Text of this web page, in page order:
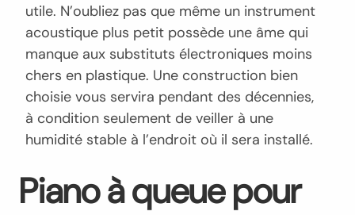
utile. N’oubliez pas que même un instrument
acoustique plus petit possède une âme qui
manque aux substituts électroniques moins
chers en plastique. Une construction bien
choisie vous servira pendant des décennies,
à condition seulement de veiller à une
humidité stable à l’endroit où il sera installé.
Piano à queue pour